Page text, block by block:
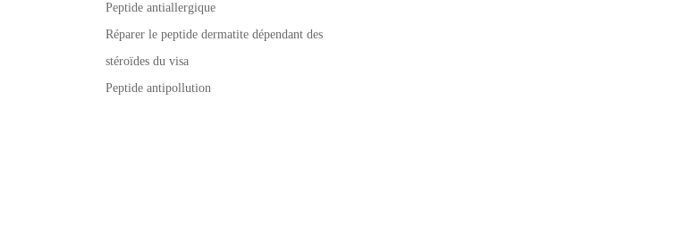
Peptide antiallergique
Réparer le peptide dermatite dépendant des
stéroïdes du visa
Peptide antipollution